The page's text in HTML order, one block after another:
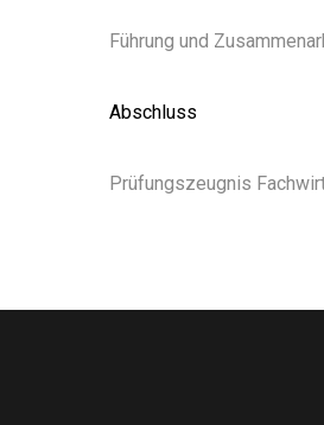
Führung und
Abschluss
Prüfungszeugnis